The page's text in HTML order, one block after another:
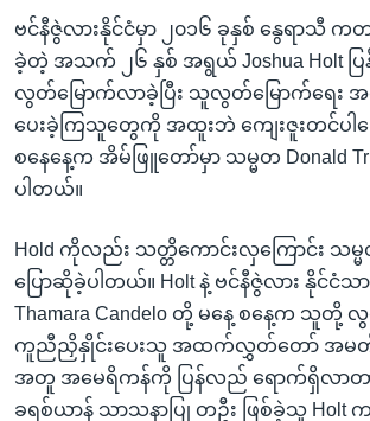
ရှာဖွေ
ရန်
နေရာ
သို့
ကျော်
ရန်
ဘာသာစကားများ
ဗင်နီဇွဲလားနိုင်ငံမှာ ၂၀၁၆ ခုနှစ် နွေရာသီ
ခဲ့တဲ့ အသက် ၂၆ နှစ် အရွယ် Joshua Holt ပ
လွတ်မြောက်လာခဲ့ပြီး သူလွတ်မြောက်ရေး
ပေးခဲ့ကြသူတွေကို အထူးဘဲ ကျေးဇူးတင်ပါက
စနေနေ့က အိမ်ဖြူတော်မှာ သမ္မတ Donald
ပါတယ်။
Hold ကိုလည်း သတ္တိကောင်းလှကြောင်း သမ္မ
ပြောဆိုခဲ့ပါတယ်။ Holt နဲ့ ဗင်နီဇွဲလား နိုင်ငံသာ
Thamara Candelo တို့ မနေ့ စနေ့က သူတို့
ကူညီညှိနှိုင်းပေးသူ အထက်လွှတ်တော် အမတ်
အတူ အမေရိကန်ကို ပြန်လည် ရောက်ရှိလာတာ
ခရစ်ယာန် သာသနာပြု တဦး ဖြစ်ခဲ့သူ Holt